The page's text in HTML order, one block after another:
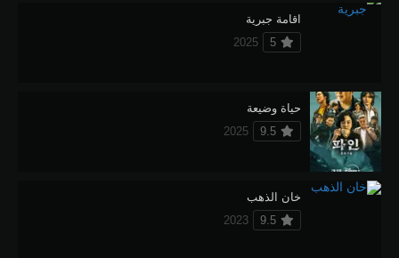
اقامة جبرية
5
2025
حياة وضيعة
9.5
2025
خان الذهب
9.5
2023